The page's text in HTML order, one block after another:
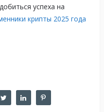
успеха на
крипты 2025 года